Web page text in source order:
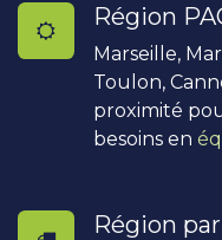
Région
Marseille,
Toulon,
proximité
besoins en
Région